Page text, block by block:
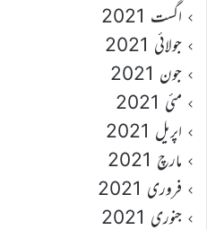
اگست 2021
جولائی 2021
جون 2021
مئی 2021
اپریل 2021
مارچ 2021
فروری 2021
جنوری 2021